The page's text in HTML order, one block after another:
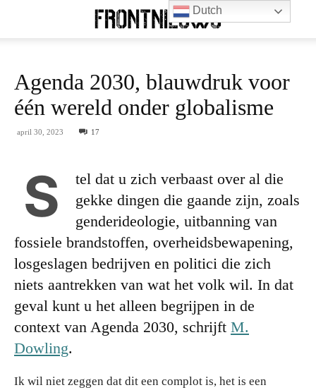
Agenda 2030, blauwdruk voor
één wereld onder globalisme
april 30, 2023 17
S
tel dat u zich verbaast over al die
gekke dingen die gaande zijn, zoals
genderideologie, uitbanning van
fossiele brandstoffen, overheidsbewapening,
losgeslagen bedrijven en politici die zich
niets aantrekken van wat het volk wil. In dat
geval kunt u het alleen begrijpen in de
context van Agenda 2030, schrijft M.
Dowling.
Ik wil niet zeggen dat dit een complot is, het is een
Dutch